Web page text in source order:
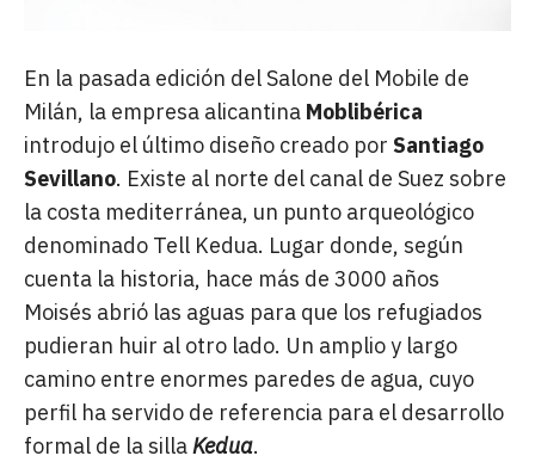
En la pasada edición del Salone del Mobile de
Milán, la empresa alicantina Moblibérica
introdujo el último diseño creado por Santiago
Sevillano. Existe al norte del canal de Suez sobre
la costa mediterránea, un punto arqueológico
denominado Tell Kedua. Lugar donde, según
cuenta la historia, hace más de 3000 años
Moisés abrió las aguas para que los refugiados
pudieran huir al otro lado. Un amplio y largo
camino entre enormes paredes de agua, cuyo
perfil ha servido de referencia para el desarrollo
formal de la sillaKedua.